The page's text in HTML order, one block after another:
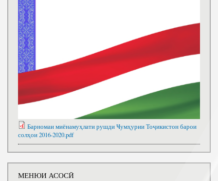
Барномаи миёнамуҳлати рушди Ҹумҳурии Тоҷикистон барои
солҳои 2016-2020.pdf
МЕНЮИ АСОСӢ